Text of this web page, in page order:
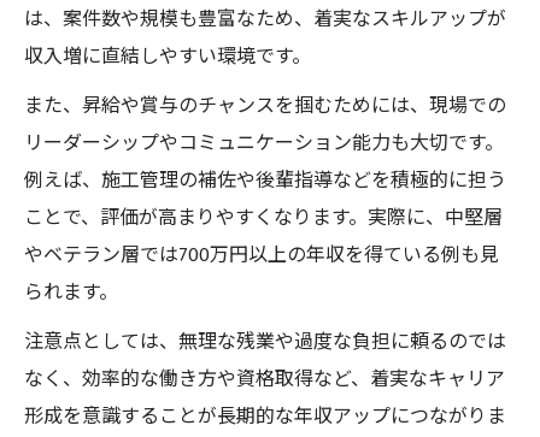
は、案件数や規模も豊富なため、着実なスキルアップが
収入増に直結しやすい環境です。
また、昇給や賞与のチャンスを掴むためには、現場での
リーダーシップやコミュニケーション能力も大切です。
例えば、施工管理の補佐や後輩指導などを積極的に担う
ことで、評価が高まりやすくなります。実際に、中堅層
やベテラン層では700万円以上の年収を得ている例も見
られます。
注意点としては、無理な残業や過度な負担に頼るのでは
なく、効率的な働き方や資格取得など、着実なキャリア
形成を意識することが長期的な年収アップにつながりま